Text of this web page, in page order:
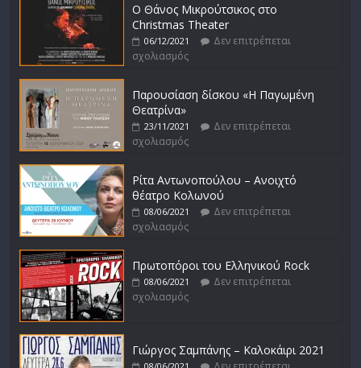
Ο Θάνος Μικρούτσικος στο
Christmas Theater
06/12/2021
Δεν επιτρέπεται
σχολιασμός
Παρουσίαση δίσκου «Η Παγωμένη
Θεατρίνα»
23/11/2021
Δεν επιτρέπεται
σχολιασμός
Ρίτα Αντωνοπούλου – Ανοιχτό
θέατρο Κολωνού
08/06/2021
Δεν επιτρέπεται
σχολιασμός
Πρωτοπόροι του Ελληνικού Rock
08/06/2021
Δεν επιτρέπεται
σχολιασμός
Γιώργος Σαμπάνης – Καλοκάιρι 2021